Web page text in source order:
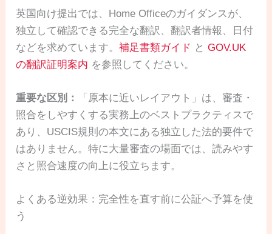
英国向け提出では、Home Officeのガイダンスが、
独立して確認できる完全な翻訳、翻訳者情報、日付
などを求めています。補足書類ガイド とGOV.UK
の翻訳証明案内 を参照してください。
重要な区別：
「原本に近いレイアウト」は、審査・
照合をしやすくする実務上のベストプラクティスで
あり、USCIS規則の本文にある独立した法的要件で
はありません。特に大量審査の場面では、読みやす
さと照合速度の向上に役立ちます。
よくある逆効果：完全性を直す前に公証へ予算を使
う